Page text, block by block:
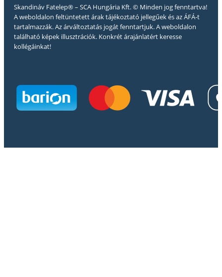
Skandináv Fatelep® – SCA Hungária Kft. © Minden jog fenntartva!
A weboldalon feltüntetett árak tájékoztató jellegűek és az ÁFÁ-t
tartalmazzák. Az árváltoztatás jogát fenntartjuk. A weboldalon
található képek illusztrációk. Konkrét árajánlatért keresse
kollégáinkat!